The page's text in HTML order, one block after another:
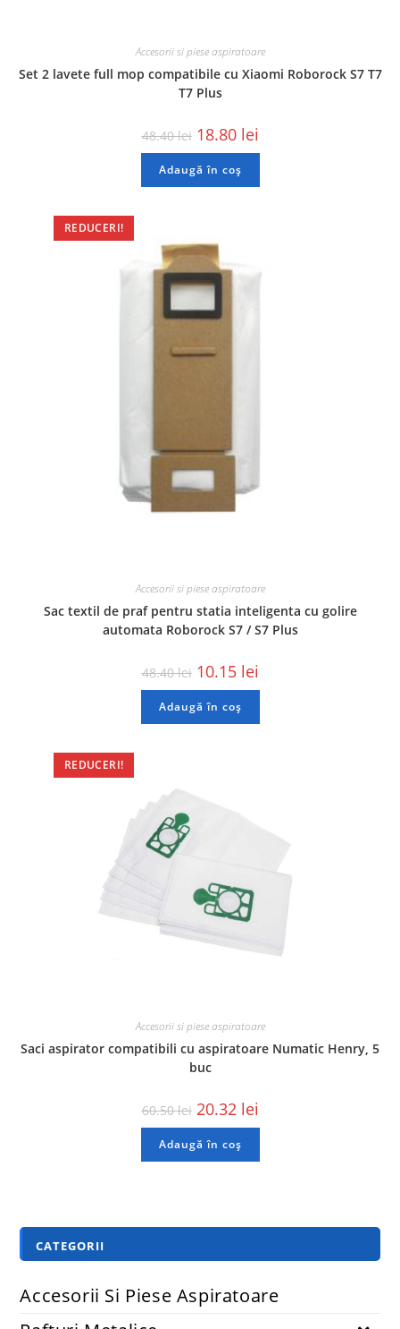
Accesorii si piese aspiratoare
Set 2 lavete full mop compatibile cu Xiaomi Roborock S7 T7
T7 Plus
48.40lei 18.80 lei
Adaugă în coș
REDUCERI!
Accesorii si piese aspiratoare
Sac textil de praf pentru statia inteligenta cu golire
automata Roborock S7 / S7 Plus
48.40lei 10.15 lei
Adaugă în coș
REDUCERI!
Accesorii si piese aspiratoare
Saci aspirator compatibili cu aspiratoare Numatic Henry, 5
buc
60.50lei 20.32 lei
Adaugă în coș
CATEGORII
Accesorii Si Piese Aspiratoare